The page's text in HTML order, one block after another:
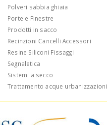
Polveri sabbia ghiaia
Porte e Finestre
Prodotti in sacco
Recinzioni Cancelli Accessori
Resine Siliconi Fissaggi
Segnaletica
Sistemi a secco
Trattamento acque urbanizzazioni